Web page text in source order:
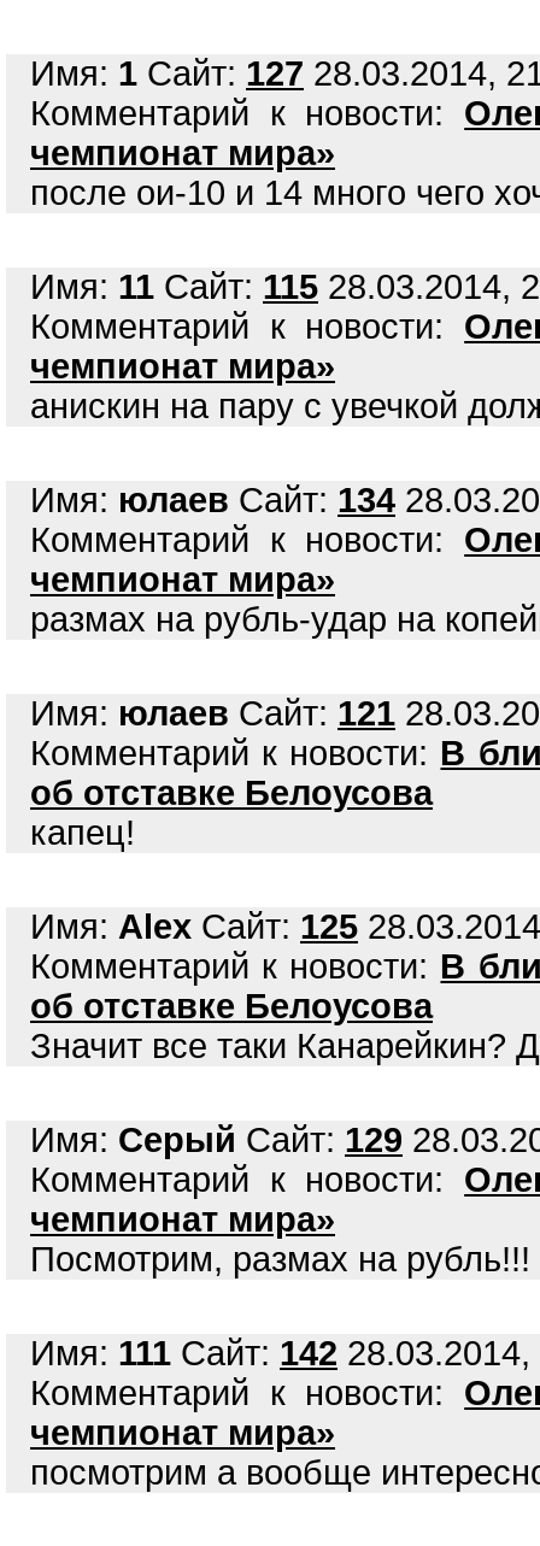
Имя: 1 Сайт: 127 28.03.2014,
Комментарий к новости:
чемпионат мира»
после ои-10 и 14 много чего
Имя: 11 Сайт: 115 28.03.2014,
Комментарий к новости:
чемпионат мира»
анискин на пару с увечкой
Имя: юлаев Сайт: 134
Комментарий к новости:
чемпионат мира»
размах на рубль-удар на
Имя: юлаев Сайт: 121
Комментарий к новости: В
об отставке Белоусова
капец!
Имя: Alex Сайт: 125
Комментарий к новости: В
об отставке Белоусова
Значит все таки Канарейкин?
Имя: Серый Сайт: 129
Комментарий к новости:
чемпионат мира»
Посмотрим, размах на рубль!!!
Имя: 111 Сайт: 142
Комментарий к новости:
чемпионат мира»
посмотрим а вообще